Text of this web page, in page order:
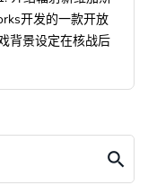
开发的一款开放
背景设定在核战后